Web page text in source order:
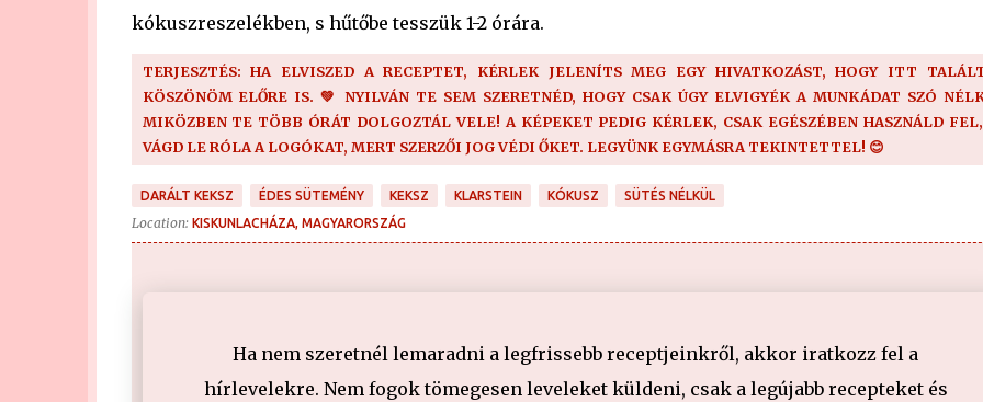
kókuszreszelékben, s hűtőbe tesszük 1-2 órára.
TERJESZTÉS: HA ELVISZED A RECEPTET, KÉRLEK JELENÍTS MEG EGY HIVATKOZÁST, HOGY ITT
KÖSZÖNÖM ELŐRE IS. 💚 NYILVÁN TE SEM SZERETNÉD, HOGY CSAK ÚGY ELVIGYÉK A MUNKÁDAT SZÓ
MIKÖZBEN TE TÖBB ÓRÁT DOLGOZTÁL VELE! A KÉPEKET PEDIG KÉRLEK, CSAK EGÉSZÉBEN HASZNÁLD
VÁGD LE RÓLA A LOGÓKAT, MERT SZERZŐI JOG VÉDI ŐKET. LEGYÜNK EGYMÁSRA TEKINTETTEL! 😊
DARÁLT KEKSZ ÉDES SÜTEMÉNY KEKSZ KLARSTEIN KÓKUSZ SÜTÉS NÉLKÜL
Location: KISKUNLACHÁZA, MAGYARORSZÁG
Ha nem szeretnél lemaradni a legfrissebb receptjeinkről, akkor iratkozz fel a
hírlevelekre. Nem fogok tömegesen leveleket küldeni, csak a legújabb recepteket és